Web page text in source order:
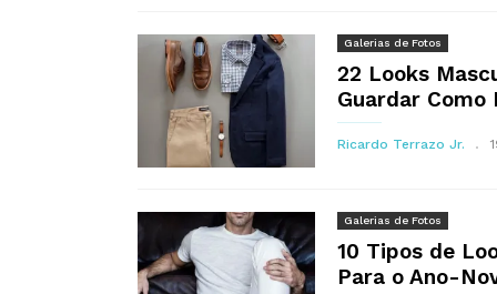
Galerias de Fotos
22 Looks
Guardar Como
Ricardo Terrazo Jr.
Galerias de Fotos
10 Tipos de
Para o Ano-